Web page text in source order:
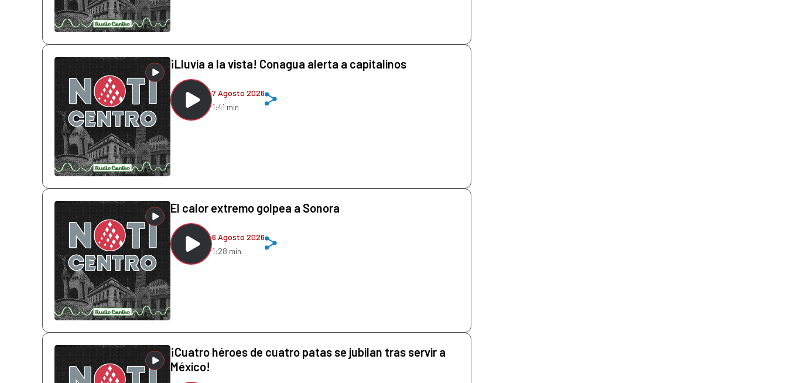
¡Lluvia a la vista! Conagua alerta a capitalinos
7 Agosto 2026
1:41 min
El calor extremo golpea a Sonora
6 Agosto 2026
1:28 min
¡Cuatro héroes de cuatro patas se jubilan tras servir a
México!